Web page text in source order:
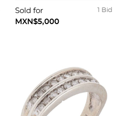
18K Y PLATINO 900.
Esmeralda corte
1 Bid
Sold for
MXN$5,000